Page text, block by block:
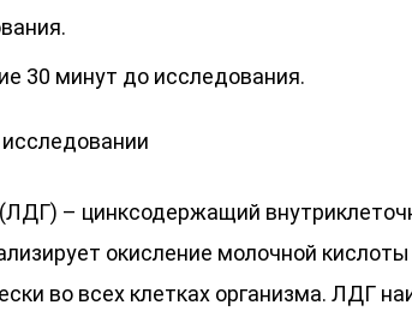
30 минут до исследования.
– цинксодержащий
окисление молочной кислоты
во всех клетках организма. ЛДГ